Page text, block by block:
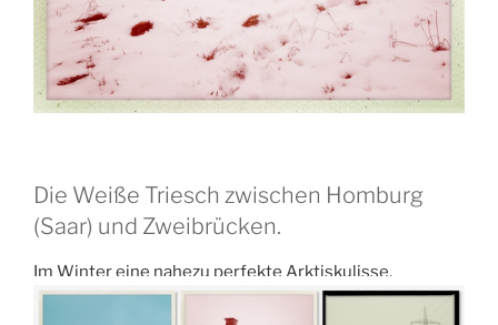
Die Weiße Triesch zwischen Homburg
(Saar) und Zweibrücken.
Im Winter eine nahezu perfekte Arktiskulisse.